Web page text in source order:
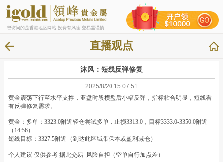
您访问的是香港地区网站 投资有风险 交易需谨慎
直播观点
沐风：短线反弹修复
2025/8/20 15:07:51
黄金震荡下行至水平支撑，亚盘时段横盘后小幅反弹，指标粘合明显，短线看
有反弹修复需求。
黄金：多单：3323.0附近轻仓尝试多单，止损3313.0，目标3333.0-3350.0附近
（14:56）
短线目标：3327.5附近（到达此区域带保本或盈利减仓）
个人建议 仅供参考 据此交易 风险自担（空单自行加点差）